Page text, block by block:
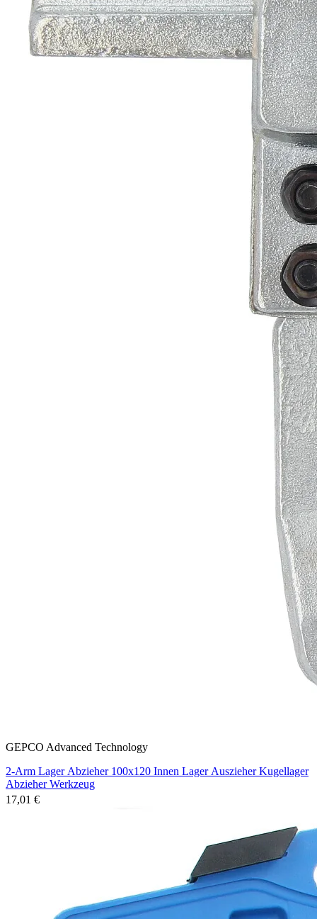
GEPCO Advanced Technology
2-Arm Lager Abzieher 100x120 Innen Lager Auszieher Kugellager
Abzieher Werkzeug
17,01 €